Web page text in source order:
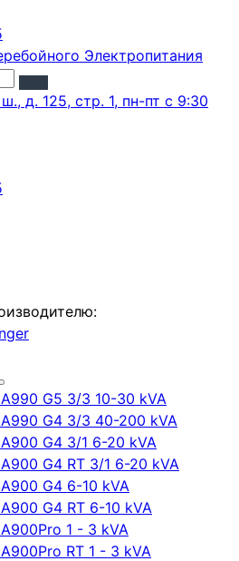
д. 125, стр. 1, пн-пт с 9:30
G5 3/3 10-30 kVA
G4 3/3 40-200 kVA
G4 3/1 6-20 kVA
G4 RT 3/1 6-20 kVA
G4 6-10 kVA
G4 RT 6-10 kVA
1 - 3 kVA
RT 1 - 3 kVA